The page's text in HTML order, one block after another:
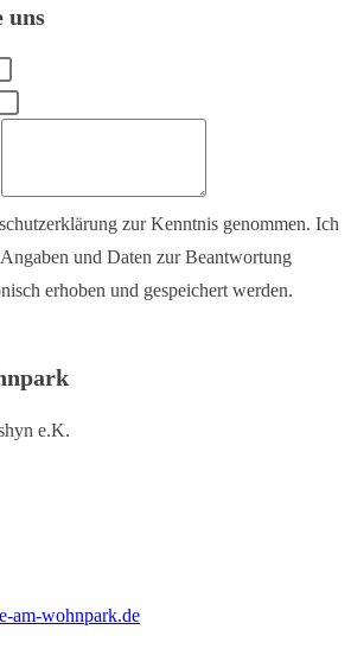
uns
zur Kenntnis genommen. Ich
und Daten zur Beantwortung
erhoben und gespeichert werden.
e.K.
am-wohnpark.de